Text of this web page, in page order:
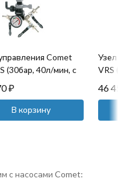
Comet
(30бар, 40л/мин, с
₽
В корзину
VRS
46
с насосами Comet: